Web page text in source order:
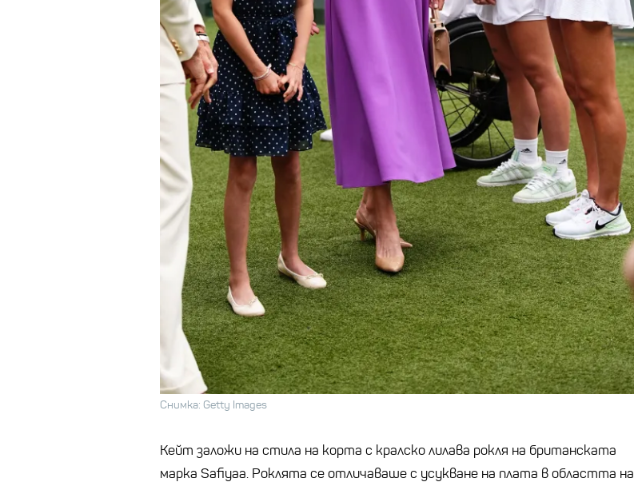
Снимка: Getty Images
Кейт заложи на стила на корта с кралско лилава рокля на британската
марка Safiyaa. Роклята се отличаваше с усукване на плата в областта на